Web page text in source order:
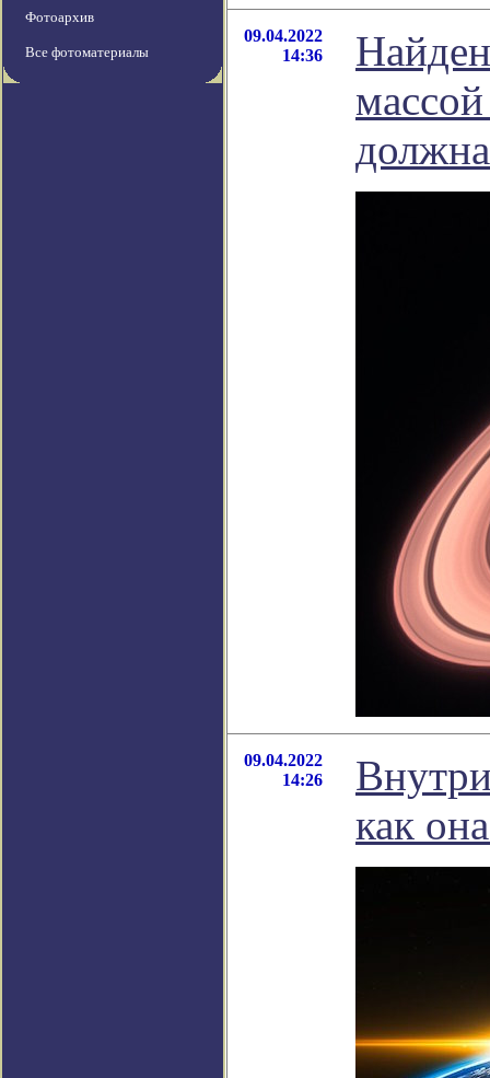
Фотоархив
Все фотоматериалы
09.04.2022
14:36
09.04.2022
14:26
как